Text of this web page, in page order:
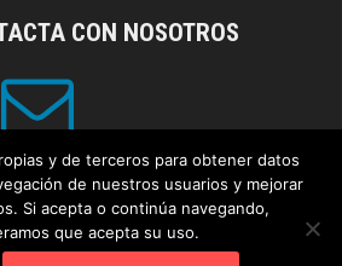
CON NOSOTROS
2019 Funciona conWordPress
y de terceros para obtener datos
de nuestros usuarios y mejorar
Si acepta o continúa navegando,
que acepta su uso.